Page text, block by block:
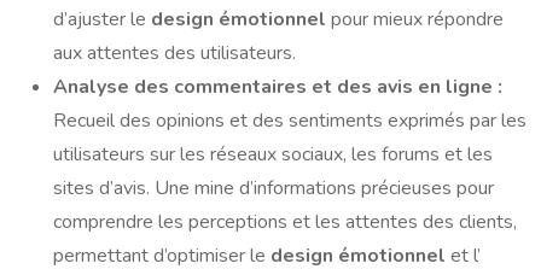
d’ajuster le design émotionnel pour mieux répondre
aux attentes des utilisateurs.
Analyse des commentaires et des avis en ligne :
Recueil des opinions et des sentiments exprimés par les
utilisateurs sur les réseaux sociaux, les forums et les
sites d’avis. Une mine d’informations précieuses pour
comprendre les perceptions et les attentes des clients,
permettant d’optimiser le design émotionnel et l’